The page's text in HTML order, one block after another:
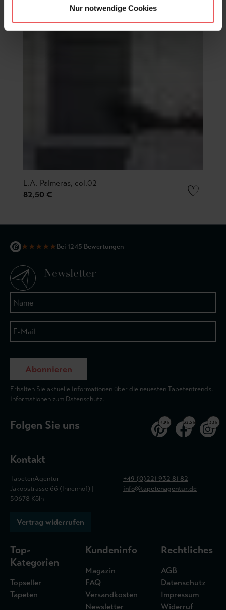
Nur notwendige Cookies
L.A. Palmeras, col.02
82,50 €
★★★★★Bei 1245 Bewertungen
Newsletter
Abonnieren
Erhalten Sie aktuelle Informationen über die neuesten Tapetentrends.
Informationen zum Datenschutz.
Folgen Sie uns 4,9 k 32,5 k 3,1 k
Kontakt
TapetenAgentur
Jakobstrasse 66 (Innenhof) |
50678 Köln
+49 (0)221 932 81 82
info@tapetenagentur.de
Vertrag widerrufen
Top-
Kategorien
Topseller
Tapeten
Kundeninfo
Magazin
FAQ
Versandkosten
Newsletter
Rechtliches
AGB
Datenschutz
Impressum
Widerruf